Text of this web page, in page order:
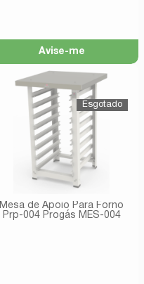
Avise-me
Mesa de Apoio Para Forno
Prp-004 Progás MES-004